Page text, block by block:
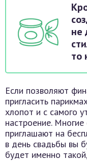
не
то
Если позволяют
пригласить
хлопот и с самого
настроение.
приглашают на
в день свадьбы вы
будет именно